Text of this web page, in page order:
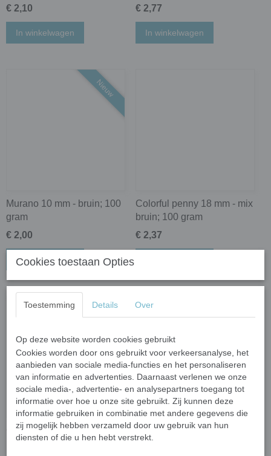
€ 2,10
In winkelwagen
€ 2,77
In winkelwagen
Nieuw
Murano 10 mm - bruin; 100
gram
€ 2,00
In winkelwagen
Colorful penny 18 mm - mix
bruin; 100 gram
€ 2,37
Colorful puzzle - caramel;
100 gram
Nieuw
Murano 10 mm - koffie
bruin; 100 gram
Cookies toestaan Opties
Toestemming Details Over
Op deze website worden cookies gebruikt
Cookies worden door ons gebruikt voor verkeersanalyse, het
aanbieden van sociale media-functies en het personaliseren
van informatie en advertenties. Daarnaast verlenen we onze
sociale media-, advertentie- en analysepartners toegang tot
informatie over hoe u onze site gebruikt. Zij kunnen deze
informatie gebruiken in combinatie met andere gegevens die
zij mogelijk hebben verzameld door uw gebruik van hun
diensten of die u hen hebt verstrekt.